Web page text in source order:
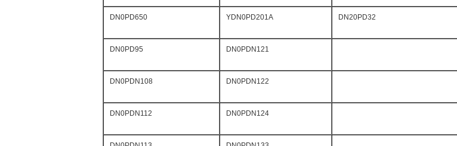
DN0PD650 YDN0PD201A DN20PD32
DN0PD95 DN0PDN121
DN0PDN108 DN0PDN122
DN0PDN112 DN0PDN124